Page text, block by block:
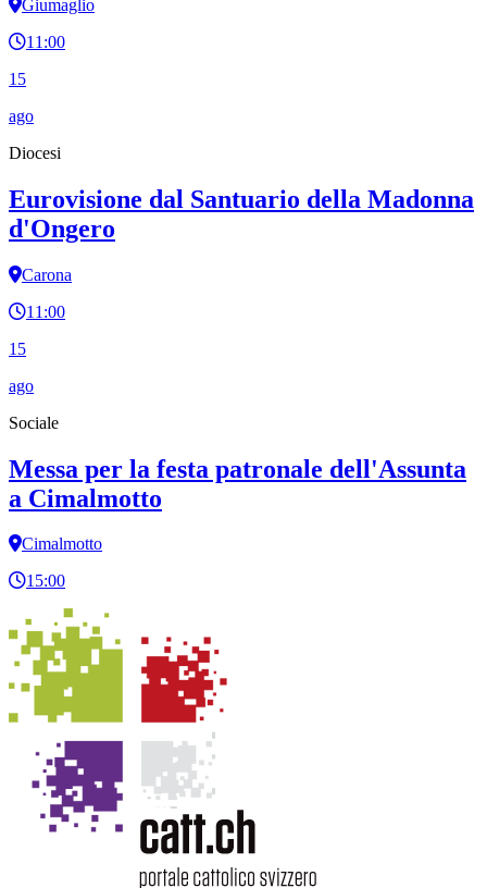
Giumaglio
11:00
15
ago
Diocesi
Eurovisione dal Santuario della Madonna
d'Ongero
Carona
11:00
15
ago
Sociale
Messa per la festa patronale dell'Assunta
a Cimalmotto
Cimalmotto
15:00